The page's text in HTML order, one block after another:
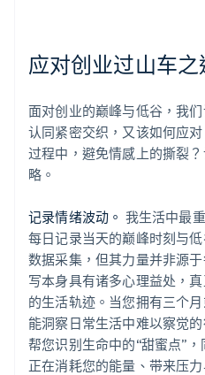
应对创业过山车之
面对创业的巅峰与低谷，我
认同紧密交织，又该如何应
过程中，避免情感上的撕裂
略。
记录情绪波动。 我生活中最
每日记录当天的巅峰时刻与
数据采集，但其力量并非源
写本身具有诸多心理益处，
的生活轨迹。当您拥有三个
能洞察日常生活中难以察觉
帮您识别生命中的“甜蜜点”
正在消耗您的能量、带来压力